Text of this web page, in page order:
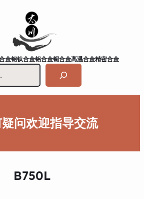
金钢钛合金铝合金铜合金高温合金精密合金
问欢迎指导交流
B750L